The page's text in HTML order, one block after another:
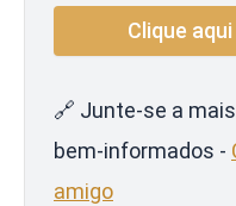
🔗 Junte-se a
bem-informados -
amigo